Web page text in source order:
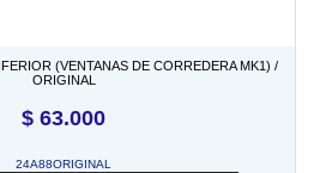
(VENTANAS DE CORREDERA MK1) /
ORIGINAL
$ 63.000
24A88ORIGINAL